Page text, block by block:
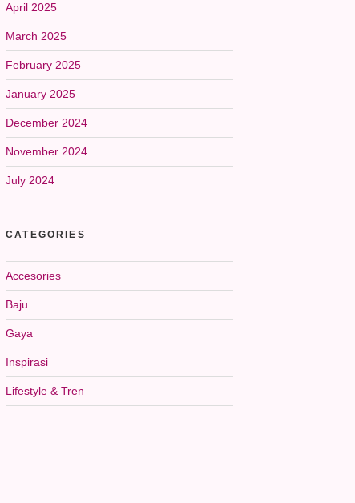
April 2025
March 2025
February 2025
January 2025
December 2024
November 2024
July 2024
CATEGORIES
Accesories
Baju
Gaya
Inspirasi
Lifestyle & Tren